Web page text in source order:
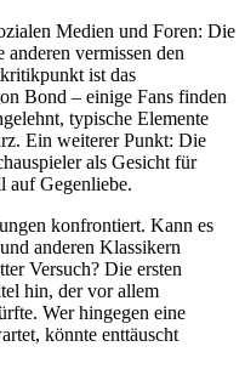
Medien und Foren: Die
vermissen den
ist das
Bond – einige Fans finden
typische Elemente
Ein weiterer Punkt: Die
als Gesicht für
auf Gegenliebe.
konfrontiert. Kann es
anderen Klassikern
Versuch? Die ersten
hin, der vor allem
Wer hingegen eine
könnte enttäuscht